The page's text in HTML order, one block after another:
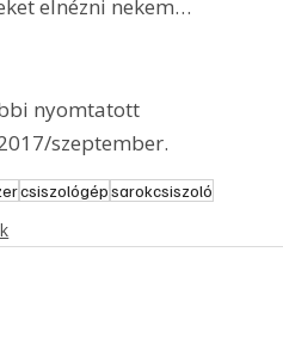
elnézni nekem…
nyomtatott
szeptember.
csiszológépsarokcsiszoló